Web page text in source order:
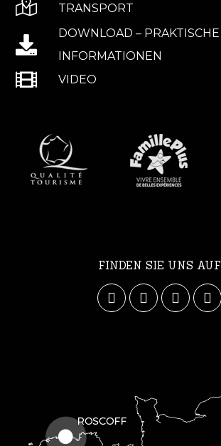
TRANSPORT
DOWNLOAD – PRAKTISCHE
INFORMATIONEN
VIDEO
FINDEN SIE UNS AUF